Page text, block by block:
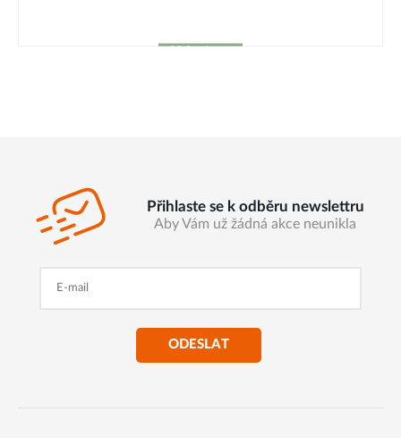
Přihlaste se k odběru newslettru
Aby Vám už žádná akce neunikla
ODESLAT